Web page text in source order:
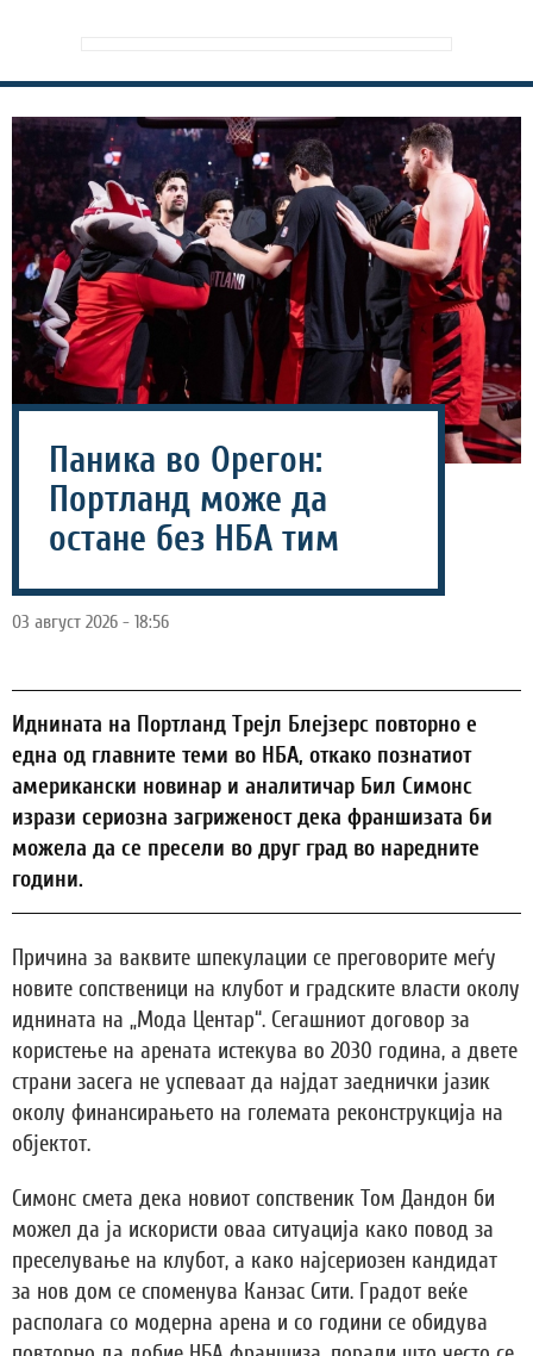
Паника во Орегон:
Портланд може да
остане без НБА тим
03 август 2026 - 18:56
Иднината на Портланд Трејл Блејзерс повторно е
една од главните теми во НБА, откако познатиот
американски новинар и аналитичар Бил Симонс
изрази сериозна загриженост дека франшизата би
можела да се пресели во друг град во наредните
години.
Причина за ваквите шпекулации се преговорите меѓу
новите сопственици на клубот и градските власти околу
иднината на „Мода Центар“. Сегашниот договор за
користење на арената истекува во 2030 година, а двете
страни засега не успеваат да најдат заеднички јазик
околу финансирањето на големата реконструкција на
објектот.
Симонс смета дека новиот сопственик Том Дандон би
можел да ја искористи оваа ситуација како повод за
преселување на клубот, а како најсериозен кандидат
за нов дом се споменува Канзас Сити. Градот веќе
располага со модерна арена и со години се обидува